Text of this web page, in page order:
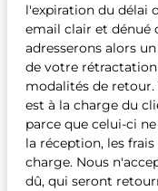
l'expiration du délai
email clair et dénué
adresserons alors
de votre
modalités de
est à la charge du
parce que celui-ci
la réception, les
charge. Nous
dû, qui seront